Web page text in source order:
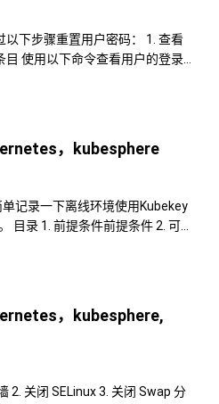
下步骤重置用户密码： 1. 查看
目 使用以下命令查看用户的登录
关的登录记录条目。 2. 编辑用户
状态信息： 在编辑界面中： 将
，kubesphere
记录一下离线环境使用Kubekey
目录 1. 前提条件前提条件 2. 可选
步骤 11：导入容器镜像步骤11导
操作步骤12重装操作 14. 总结总结
，kubesphere,
2. 关闭 SELinux 3. 关闭 Swap 分